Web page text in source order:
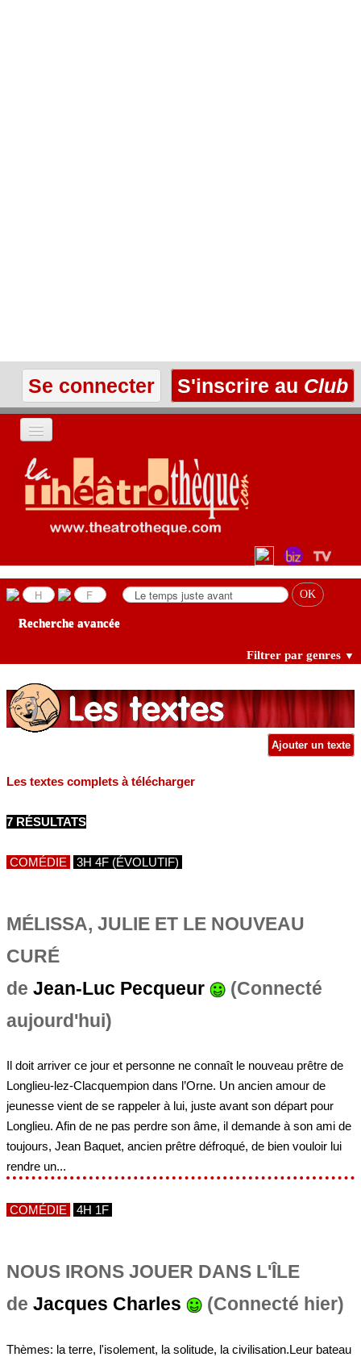
Se connecter S'inscrire au Club
ACCUEIL
LES TEXTES
LES ANNONCES
Recherche avancée
Filtrer par genres ▼
Ajouter un texte
Les textes complets à télécharger
7 RÉSULTATS
COMÉDIE 3H 4F (ÉVOLUTIF)
MÉLISSA, JULIE ET LE NOUVEAU
CURÉ
de Jean-Luc Pecqueur
(Connecté
aujourd'hui)
Il doit arriver ce jour et personne ne connaît le nouveau prêtre de
Longlieu-lez-Clacquempion dans l’Orne. Un ancien amour de
jeunesse vient de se rappeler à lui, juste avant son départ pour
Longlieu. Afin de ne pas perdre son âme, il demande à son ami de
toujours, Jean Baquet, ancien prêtre défroqué, de bien vouloir lui
rendre un...
COMÉDIE 4H 1F
NOUS IRONS JOUER DANS L'ÎLE
de Jacques Charles (Connecté hier)
Thèmes: la terre, l'isolement, la solitude, la civilisation.Leur bateau